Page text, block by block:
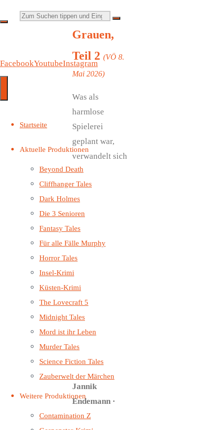
Suchen
FacebookYoutubeInstagram
Startseite
Aktuelle Produktionen
Beyond Death
Cliffhanger Tales
Dark Holmes
Die 3 Senioren
Fantasy Tales
Für alle Fälle Murphy
Horror Tales
Insel-Krimi
Küsten-Krimi
The Lovecraft 5
Midnight Tales
Mord ist ihr Leben
Murder Tales
Science Fiction Tales
Zauberwelt der Märchen
Weitere Produktionen
Contamination Z
ins
Grauen,
Teil 2 (VÖ 8.
Mai 2026)
Was als
harmlose
Spielerei
geplant war,
verwandelt sich
in eine Nacht
des Grauens. Im
alten Jagdhaus
im Wald fließt
Blut. Die Geister
der
Vergangenheit
sind erwacht.
Und niemand
weiß, wer
Freund oder
Feind ist.
Jannik
Endemann ·
Souzan Alavi ·